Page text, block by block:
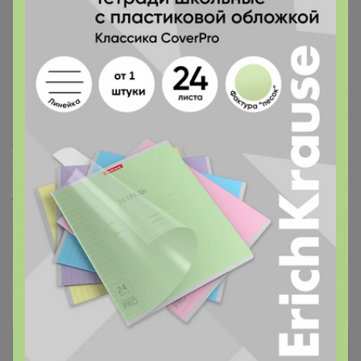
позволяет коже дышать.
Широкий круглый вырез, спустив на одно плечо
позволяет делать образ более игривым и
женственным.
Комфортная модель не сковывает движений, приятно
охлаждает кожу, подходит для повседневного
гардероба.
Артикул 0222-15
Дополнительная информация
Комментарии